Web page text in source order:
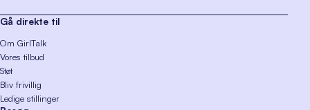
Gå direkte til
Om GirlTalk
Vores tilbud
Støt
Bliv frivillig
Ledige stillinger